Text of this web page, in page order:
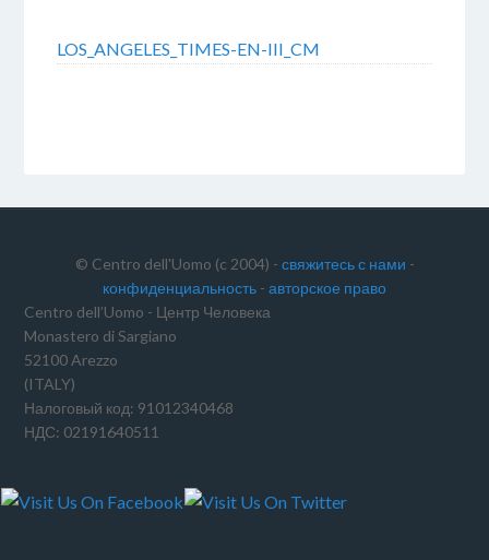
LOS_ANGELES_TIMES-EN-III_CM
© Centro dell'Uomo (c 2004) - свяжитесь с нами -
конфиденциальность - авторское право
Centro dell’Uomo - Центр Человека
Monastero di Sargiano
52100 Arezzo
(ITALY)
Налоговый код: 91012340468
НДС: 02191640511